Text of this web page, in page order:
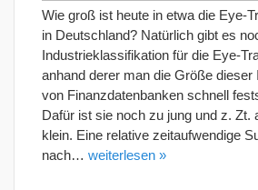
Wie groß ist heute in etwa die Eye-
in Deutschland? Natürlich gibt es
Industrieklassifikation für die Eye-
anhand derer man die Größe dieser
von Finanzdatenbanken schnell
Dafür ist sie noch zu jung und z. Zt.
klein. Eine relative zeitaufwendige
nach… weiterlesen »